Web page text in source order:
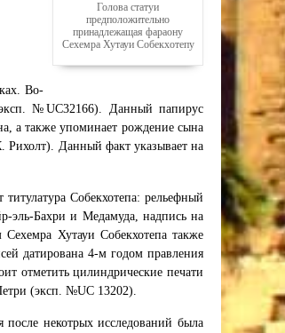
Голова статуи
предположительно
принадлежащая фараону
Сехемра Хутауи Собекхотепу
Во-
№UC32166). Данный папирус
а также упоминает рождение сына
Рихолт). Данный факт указывает на
Собекхотепа: рельефный
эль-Бахри и Медамуда, надпись на
Хутауи Собекхотепа также
датирована 4-м годом правления
отметить цилиндрические печати
(эксп. №UC 13202).
некотрых исследований была